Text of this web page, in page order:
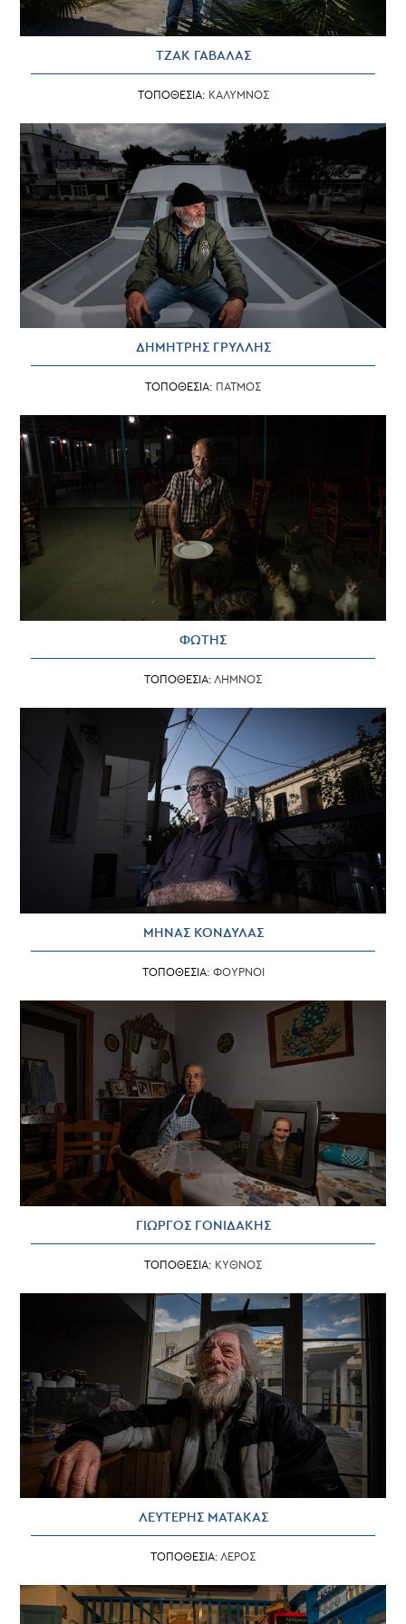
ΤΖΑΚ ΓΑΒΑΛΑΣ
ΤΟΠΟΘΕΣΙΑ: ΚΑΛΥΜΝΟΣ
ΔΗΜΗΤΡΗΣ ΓΡΥΛΛΗΣ
ΤΟΠΟΘΕΣΙΑ: ΠΑΤΜΟΣ
ΦΩΤΗΣ
ΤΟΠΟΘΕΣΙΑ: ΛΗΜΝΟΣ
ΜΗΝΑΣ ΚΟΝΔΥΛΑΣ
ΤΟΠΟΘΕΣΙΑ: ΦΟΥΡΝΟΙ
ΓΙΩΡΓΟΣ ΓΟΝΙΔΑΚΗΣ
ΤΟΠΟΘΕΣΙΑ: ΚΥΘΝΟΣ
ΛΕΥΤΕΡΗΣ ΜΑΤΑΚΑΣ
ΤΟΠΟΘΕΣΙΑ: ΛΕΡΟΣ